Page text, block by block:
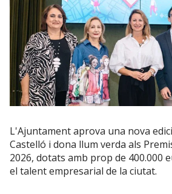
L'Ajuntament aprova una nova
Castelló i dona llum verda als
2026, dotats amb prop de 400.000
el talent empresarial de la ciutat.